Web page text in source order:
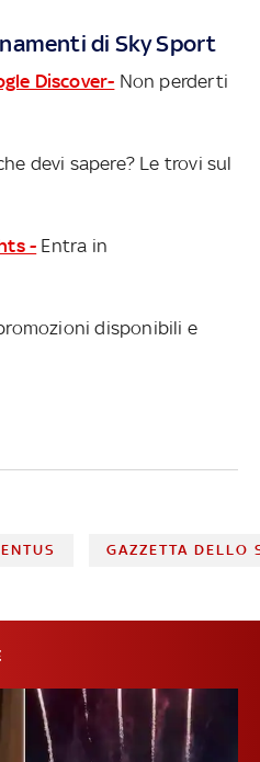
di Sky Sport
Discover- Non perderti
devi sapere? Le trovi sul
- Entra in
disponibili e
GAZZETTA DELLO